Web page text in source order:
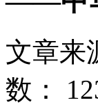
文章来
数：